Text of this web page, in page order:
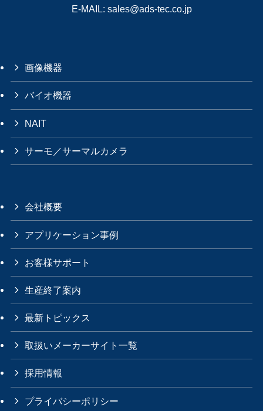
E-MAIL: sales@ads-tec.co.jp
画像機器
バイオ機器
NAIT
サーモ／サーマルカメラ
会社概要
アプリケーション事例
お客様サポート
生産終了案内
最新トピックス
取扱いメーカーサイト一覧
採用情報
プライバシーポリシー